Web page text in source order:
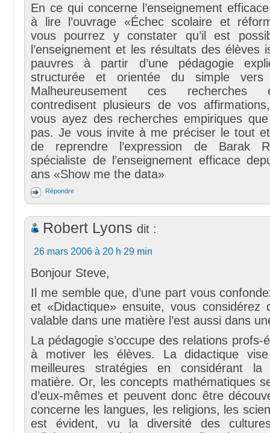
En ce qui concerne l’enseignement
à lire l’ouvrage «Échec scolaire et
vous pourrez y constater qu’il est
l’enseignement et les résultats des élèves
pauvres à partir d’une pédagogie
structurée et orientée du simple vers
Malheureusement ces recherches
contredisent plusieurs de vos
vous ayez des recherches empiriques
pas. Je vous invite à me préciser le tout
de reprendre l’expression de Barak
spécialiste de l’enseignement efficace
ans «Show me the data»
Répondre
Robert Lyons dit :
26 mars 2006 à 20 h 29 min
Bonjour Steve,
Il me semble que, d’une part vous
et «Didactique» ensuite, vous considérez
valable dans une matière l’est aussi dans
La pédagogie s’occupe des relations profs-
à motiver les élèves. La didactique
meilleures stratégies en considérant
matière. Or, les concepts mathématiques
d’eux-mêmes et peuvent donc être
concerne les langues, les religions, les
est évident, vu la diversité des